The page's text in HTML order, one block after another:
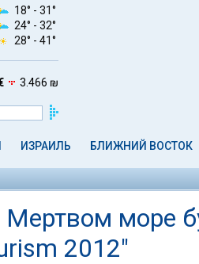
18° - 31°
24° - 32°
28° - 41°
3.466 ₪
ИЗРАИЛЬ БЛИЖНИЙ ВОСТОК
море
2012"